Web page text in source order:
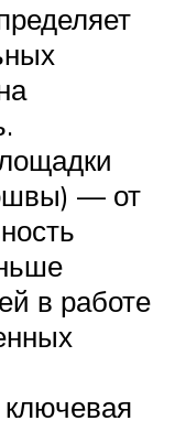
— от
в работе